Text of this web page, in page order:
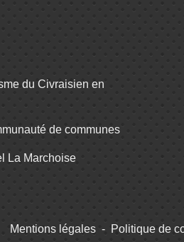
du Civraisien en
de communes
La Marchoise
Mentions légales - Politique de